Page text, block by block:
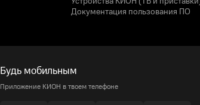
Документация пользования ПО
Будь мобильным
Приложение КИОН в твоем телефоне